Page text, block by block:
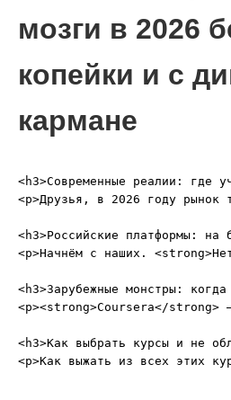
мозги в 2026
копейки и с
кармане
<h3>Современные реалии: где
<p>Друзья, в 2026 году рынок
<h3>Российские платформы: на
<p>Начнём с наших.
<h3>Зарубежные монстры:
<p><strong>Coursera</strong>
<h3>Как выбрать курсы и не